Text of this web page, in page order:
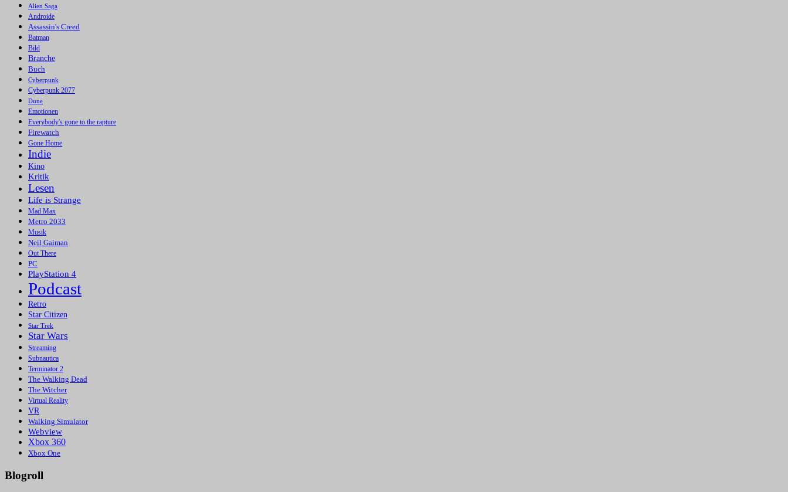
Alien Saga
Androide
Assassin's Creed
Batman
Bild
Branche
Buch
Cyberpunk
Cyberpunk 2077
Dune
Emotionen
Everybody's gone to the rapture
Firewatch
Gone Home
Indie
Kino
Kritik
Lesen
Life is Strange
Mad Max
Metro 2033
Musik
Neil Gaiman
Out There
PC
PlayStation 4
Podcast
Retro
Star Citizen
Star Trek
Star Wars
Streaming
Subnautica
Terminator 2
The Walking Dead
The Witcher
Virtual Reality
VR
Walking Simulator
Webview
Xbox 360
Xbox One
Blogroll